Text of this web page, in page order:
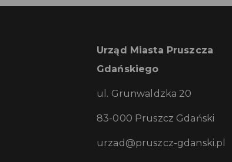
Urząd Miasta Pruszcza
Gdańskiego
ul. Grunwaldzka 20
83-000 Pruszcz Gdański
urzad@pruszcz-gdanski.pl